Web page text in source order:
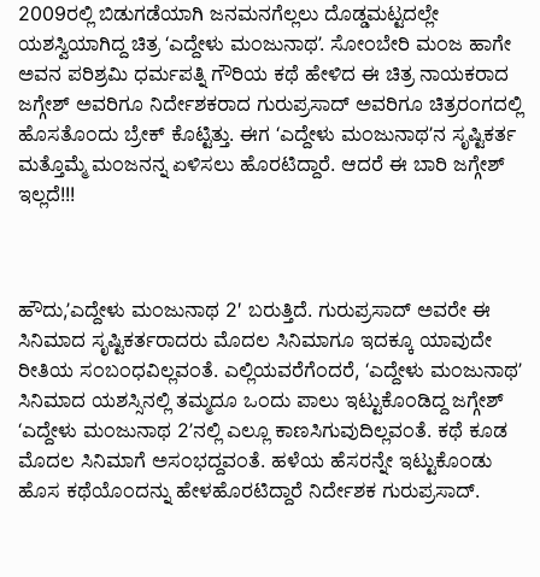
2009ರಲ್ಲಿ ಬಿಡುಗಡೆಯಾಗಿ ಜನಮನಗೆಲ್ಲಲು ದೊಡ್ಡಮಟ್ಟದಲ್ಲೇ
ಯಶಸ್ವಿಯಾಗಿದ್ದ ಚಿತ್ರ ‘ಎದ್ದೇಳು ಮಂಜುನಾಥ’. ಸೋಂಬೇರಿ ಮಂಜ ಹಾಗೇ
ಅವನ ಪರಿಶ್ರಮಿ ಧರ್ಮಪತ್ನಿ ಗೌರಿಯ ಕಥೆ ಹೇಳಿದ ಈ ಚಿತ್ರ ನಾಯಕರಾದ
ಜಗ್ಗೇಶ್ ಅವರಿಗೂ ನಿರ್ದೇಶಕರಾದ ಗುರುಪ್ರಸಾದ್ ಅವರಿಗೂ ಚಿತ್ರರಂಗದಲ್ಲಿ
ಹೊಸತೊಂದು ಬ್ರೇಕ್ ಕೊಟ್ಟಿತ್ತು. ಈಗ ‘ಎದ್ದೇಳು ಮಂಜುನಾಥ’ನ ಸೃಷ್ಟಿಕರ್ತ
ಮತ್ತೊಮ್ಮೆ ಮಂಜನನ್ನ ಏಳಿಸಲು ಹೊರಟಿದ್ದಾರೆ. ಆದರೆ ಈ ಬಾರಿ ಜಗ್ಗೇಶ್
ಇಲ್ಲದೆ!!!
ಹೌದು,’ಎದ್ದೇಳು ಮಂಜುನಾಥ 2′ ಬರುತ್ತಿದೆ. ಗುರುಪ್ರಸಾದ್ ಅವರೇ ಈ
ಸಿನಿಮಾದ ಸೃಷ್ಟಿಕರ್ತರಾದರು ಮೊದಲ ಸಿನಿಮಾಗೂ ಇದಕ್ಕೂ ಯಾವುದೇ
ರೀತಿಯ ಸಂಬಂಧವಿಲ್ಲವಂತೆ. ಎಲ್ಲಿಯವರೆಗೆಂದರೆ, ‘ಎದ್ದೇಳು ಮಂಜುನಾಥ’
ಸಿನಿಮಾದ ಯಶಸ್ಸಿನಲ್ಲಿ ತಮ್ಮದೂ ಒಂದು ಪಾಲು ಇಟ್ಟುಕೊಂಡಿದ್ದ ಜಗ್ಗೇಶ್
‘ಎದ್ದೇಳು ಮಂಜುನಾಥ 2’ನಲ್ಲಿ ಎಲ್ಲೂ ಕಾಣಸಿಗುವುದಿಲ್ಲವಂತೆ. ಕಥೆ ಕೂಡ
ಮೊದಲ ಸಿನಿಮಾಗೆ ಅಸಂಭದ್ದವಂತೆ. ಹಳೆಯ ಹೆಸರನ್ನೇ ಇಟ್ಟುಕೊಂಡು
ಹೊಸ ಕಥೆಯೊಂದನ್ನು ಹೇಳಹೊರಟಿದ್ದಾರೆ ನಿರ್ದೇಶಕ ಗುರುಪ್ರಸಾದ್.